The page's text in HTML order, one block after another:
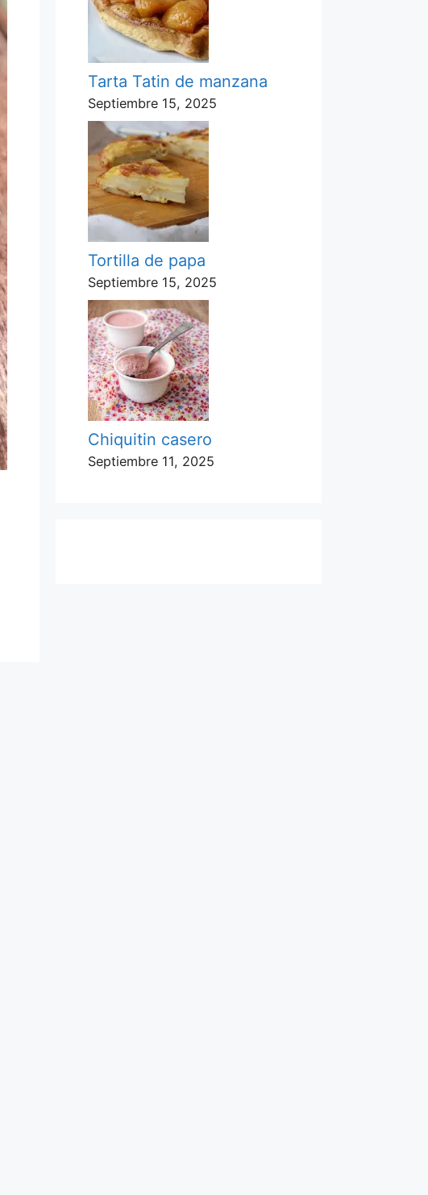
Tarta Tatin de manzana
Septiembre 15, 2025
Tortilla de papa
Septiembre 15, 2025
Chiquitin casero
Septiembre 11, 2025